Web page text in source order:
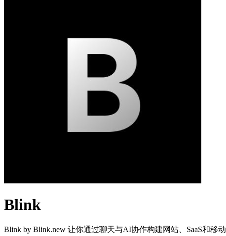
Blink
Blink by Blink.new 让你通过聊天与AI协作构建网站、SaaS和移